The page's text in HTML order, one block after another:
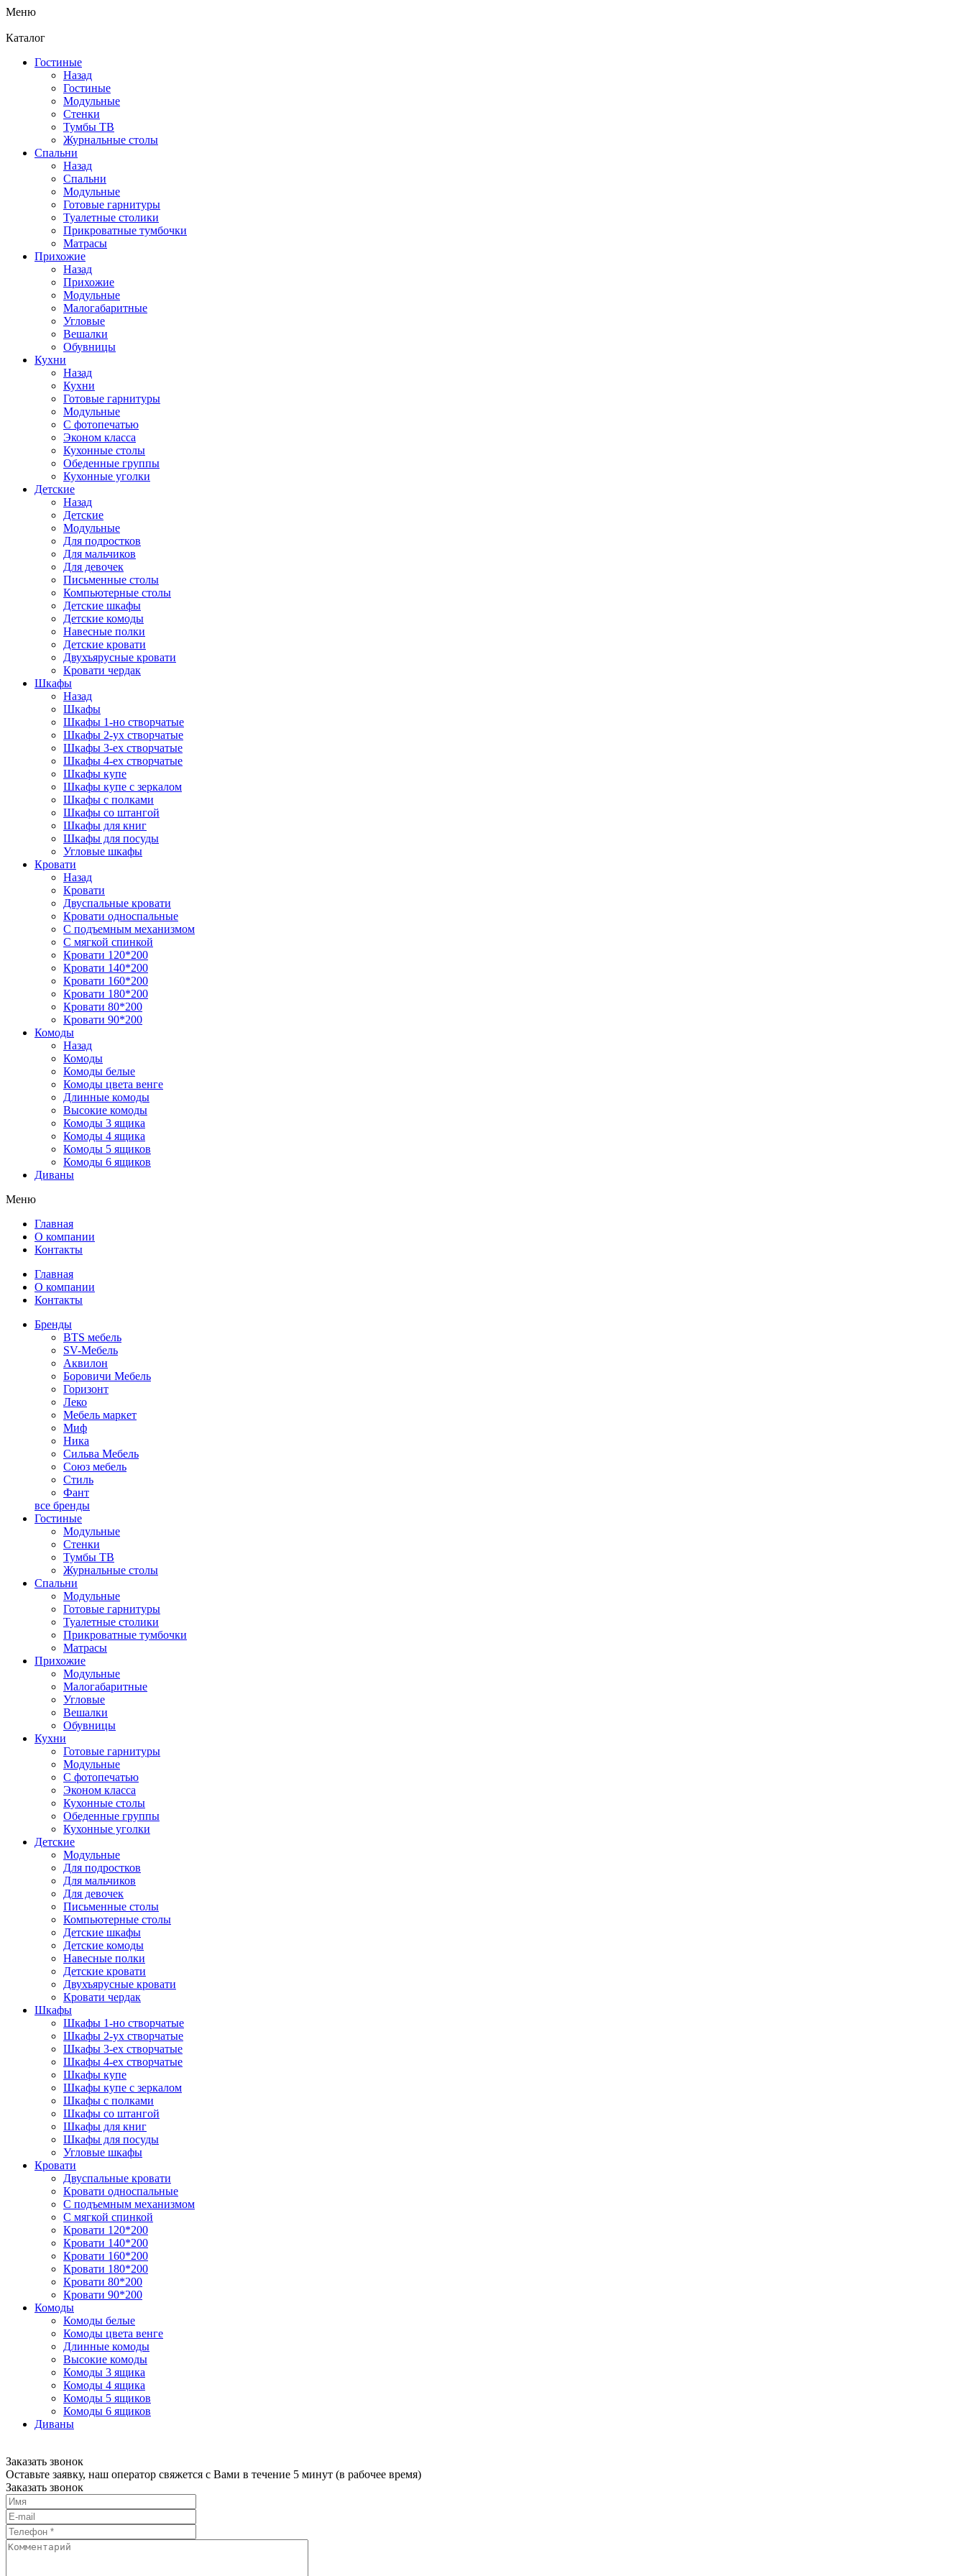
Меню
Каталог
Гостиные
Назад
Гостиные
Модульные
Стенки
Тумбы ТВ
Журнальные столы
Спальни
Назад
Спальни
Модульные
Готовые гарнитуры
Туалетные столики
Прикроватные тумбочки
Матрасы
Прихожие
Назад
Прихожие
Модульные
Малогабаритные
Угловые
Вешалки
Обувницы
Кухни
Назад
Кухни
Готовые гарнитуры
Модульные
С фотопечатью
Эконом класса
Кухонные столы
Обеденные группы
Кухонные уголки
Детские
Назад
Детские
Модульные
Для подростков
Для мальчиков
Для девочек
Письменные столы
Компьютерные столы
Детские шкафы
Детские комоды
Навесные полки
Детские кровати
Двухъярусные кровати
Кровати чердак
Шкафы
Назад
Шкафы
Шкафы 1-но створчатые
Шкафы 2-ух створчатые
Шкафы 3-ех створчатые
Шкафы 4-ех створчатые
Шкафы купе
Шкафы купе с зеркалом
Шкафы с полками
Шкафы со штангой
Шкафы для книг
Шкафы для посуды
Угловые шкафы
Кровати
Назад
Кровати
Двуспальные кровати
Кровати односпальные
С подъемным механизмом
С мягкой спинкой
Кровати 120*200
Кровати 140*200
Кровати 160*200
Кровати 180*200
Кровати 80*200
Кровати 90*200
Комоды
Назад
Комоды
Комоды белые
Комоды цвета венге
Длинные комоды
Высокие комоды
Комоды 3 ящика
Комоды 4 ящика
Комоды 5 ящиков
Комоды 6 ящиков
Диваны
Меню
Главная
О компании
Контакты
Главная
О компании
Контакты
Бренды
BTS мебель
SV-Мебель
Аквилон
Боровичи Мебель
Горизонт
Леко
Мебель маркет
Миф
Ника
Сильва Мебель
Союз мебель
Стиль
Фант
все бренды
Гостиные
Модульные
Стенки
Тумбы ТВ
Журнальные столы
Спальни
Модульные
Готовые гарнитуры
Туалетные столики
Прикроватные тумбочки
Матрасы
Прихожие
Модульные
Малогабаритные
Угловые
Вешалки
Обувницы
Кухни
Готовые гарнитуры
Модульные
С фотопечатью
Эконом класса
Кухонные столы
Обеденные группы
Кухонные уголки
Детские
Модульные
Для подростков
Для мальчиков
Для девочек
Письменные столы
Компьютерные столы
Детские шкафы
Детские комоды
Навесные полки
Детские кровати
Двухъярусные кровати
Кровати чердак
Шкафы
Шкафы 1-но створчатые
Шкафы 2-ух створчатые
Шкафы 3-ех створчатые
Шкафы 4-ех створчатые
Шкафы купе
Шкафы купе с зеркалом
Шкафы с полками
Шкафы со штангой
Шкафы для книг
Шкафы для посуды
Угловые шкафы
Кровати
Двуспальные кровати
Кровати односпальные
С подъемным механизмом
С мягкой спинкой
Кровати 120*200
Кровати 140*200
Кровати 160*200
Кровати 180*200
Кровати 80*200
Кровати 90*200
Комоды
Комоды белые
Комоды цвета венге
Длинные комоды
Высокие комоды
Комоды 3 ящика
Комоды 4 ящика
Комоды 5 ящиков
Комоды 6 ящиков
Диваны
Заказать звонок
Оставьте заявку, наш оператор свяжется с Вами в течение 5 минут (в рабочее время)
Заказать звонок